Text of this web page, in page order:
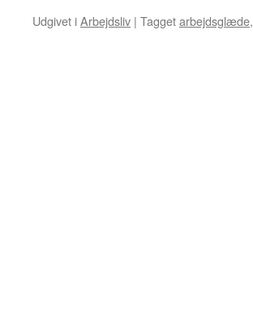
Udgivet iArbejdsliv | Taggetarbejdsglæde,